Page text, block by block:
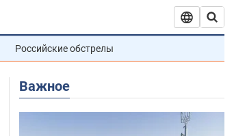
Российские обстрелы
Важное